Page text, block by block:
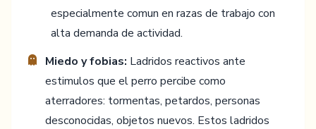
especialmente comun en razas de trabajo con
alta demanda de actividad.
Miedo y fobias: Ladridos reactivos ante
estimulos que el perro percibe como
aterradores: tormentas, petardos, personas
desconocidas, objetos nuevos. Estos ladridos